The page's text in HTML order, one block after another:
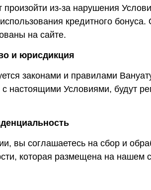
произойти из-за нарушения
кредитного
на сайте.
и юрисдикция
законами и правилами
настоящими Условиями, будут
вы соглашаетесь на сбор и
которая размещена на нашем